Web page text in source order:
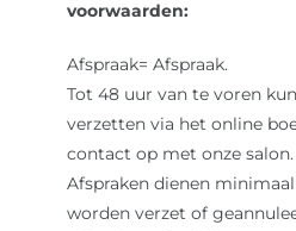
Contact
voorwaarden:
Afspraak= Afspraak.
Tot 48 uur van te voren
verzetten via het online
contact op met onze salon.
Afspraken dienen
worden verzet of